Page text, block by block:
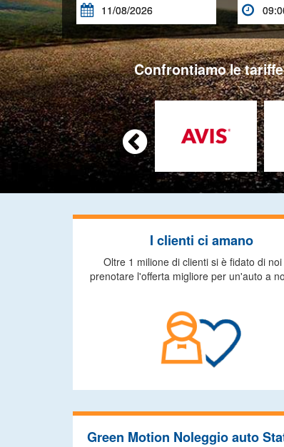
 
Confrontiamo le

I clienti ci amano
Oltre 1 milione di clienti si è fidato di
prenotare l'offerta migliore per un'auto a
Green Motion Noleggio auto